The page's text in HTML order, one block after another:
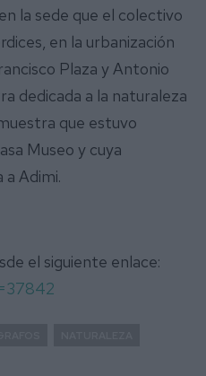
la sede que el colectivo
en la urbanización
Plaza y Antonio
dedicada a la naturaleza
que estuvo
Museo y cuya
a Adimi.
el siguiente enlace: